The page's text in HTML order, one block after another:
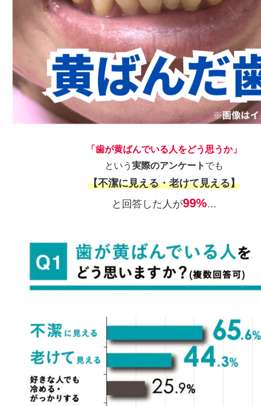
「歯が黄ばんでいる人をどう思うか」
という 実際のアンケート でも
【不潔に見える・老けて見える】
と回答した人が99%…